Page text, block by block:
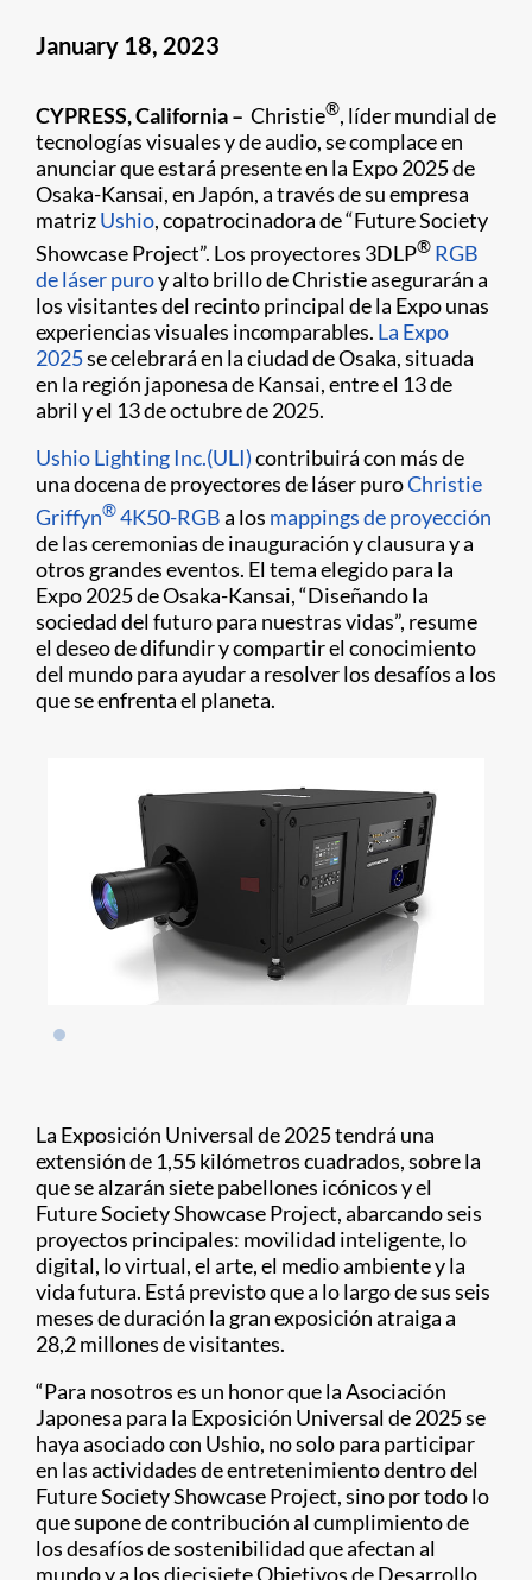
January 18, 2023
CYPRESS, California – Christie®, líder mundial de
tecnologías visuales y de audio, se complace en
anunciar que estará presente en la Expo 2025 de
Osaka-Kansai, en Japón, a través de su empresa
matrizUshio, copatrocinadora de “Future Society
Showcase Project”. Los proyectores 3DLP® RGB
de láser puroy alto brillo de Christie asegurarán a
los visitantes del recinto principal de la Expo unas
experiencias visuales incomparables. La Expo
2025se celebrará en la ciudad de Osaka, situada
en la región japonesa de Kansai, entre el 13 de
abril y el 13 de octubre de 2025.
Ushio Lighting Inc.(ULI)contribuirá con más de
una docena de proyectores de láser puroChristie
Griffyn®4K50-RGBa los mappings de proyección
de las ceremonias de inauguración y clausura y a
otros grandes eventos. El tema elegido para la
Expo 2025 de Osaka-Kansai, “Diseñando la
sociedad del futuro para nuestras vidas”, resume
el deseo de difundir y compartir el conocimiento
del mundo para ayudar a resolver los desafíos a los
que se enfrenta el planeta.
La Exposición Universal de 2025 tendrá una
extensión de 1,55 kilómetros cuadrados, sobre la
que se alzarán siete pabellones icónicos y el
Future Society Showcase Project, abarcando seis
proyectos principales: movilidad inteligente, lo
digital, lo virtual, el arte, el medio ambiente y la
vida futura. Está previsto que a lo largo de sus seis
meses de duración la gran exposición atraiga a
28,2 millones de visitantes.
“Para nosotros es un honor que la Asociación
Japonesa para la Exposición Universal de 2025 se
haya asociado con Ushio, no solo para participar
en las actividades de entretenimiento dentro del
Future Society Showcase Project, sino por todo lo
que supone de contribución al cumplimiento de
los desafíos de sostenibilidad que afectan al
mundo y a los diecisiete Objetivos de Desarrollo